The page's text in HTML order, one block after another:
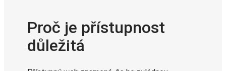
Proč je přístupnost
důležitá